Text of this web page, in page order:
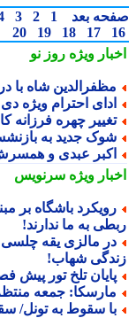
بعد 1
2
3
4
5
17
18
19
20
ویژهروز نو
شاه با
احترام ویژه دی
چهره فرزانه کابلی،
جدید به
عبدی و
ویژهسرنویس
باشگاه بر
به ما ندارند!
مالزی یقه چلسی را
شهاب!
تلخ تور پیش
جمعه منتظر
سقوط به تونل/